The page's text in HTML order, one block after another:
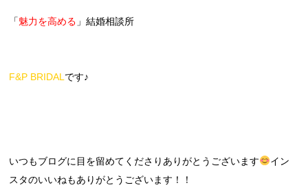
「 魅力を高める 」結婚相談所
F&P BRIDALです♪
いつもブログに目を留めてくださりありがとうございます
イン
スタのいいねもありがとうございます！！